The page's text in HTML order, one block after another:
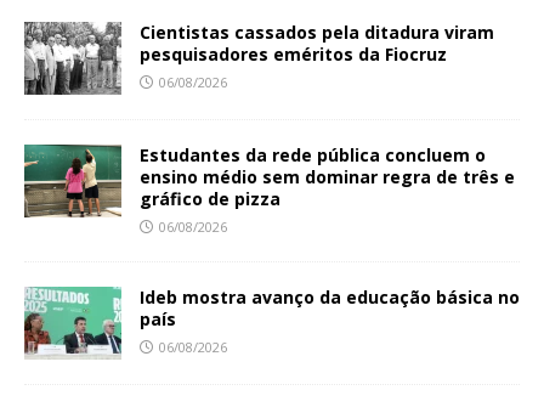
Cientistas cassados pela ditadura viram
pesquisadores eméritos da Fiocruz
06/08/2026
Estudantes da rede pública concluem o
ensino médio sem dominar regra de três e
gráfico de pizza
06/08/2026
Ideb mostra avanço da educação básica no
país
06/08/2026